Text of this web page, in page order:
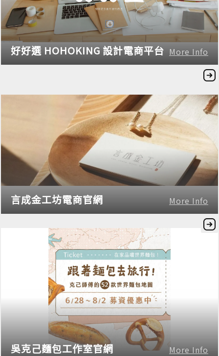
好好選 HOHOKING 設計電商平台 More Info
言成金工坊電商官網 More Info
吳克己麵包工作室官網 More Info